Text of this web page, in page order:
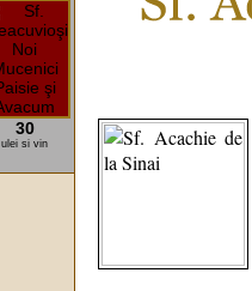
30
ulei si vin